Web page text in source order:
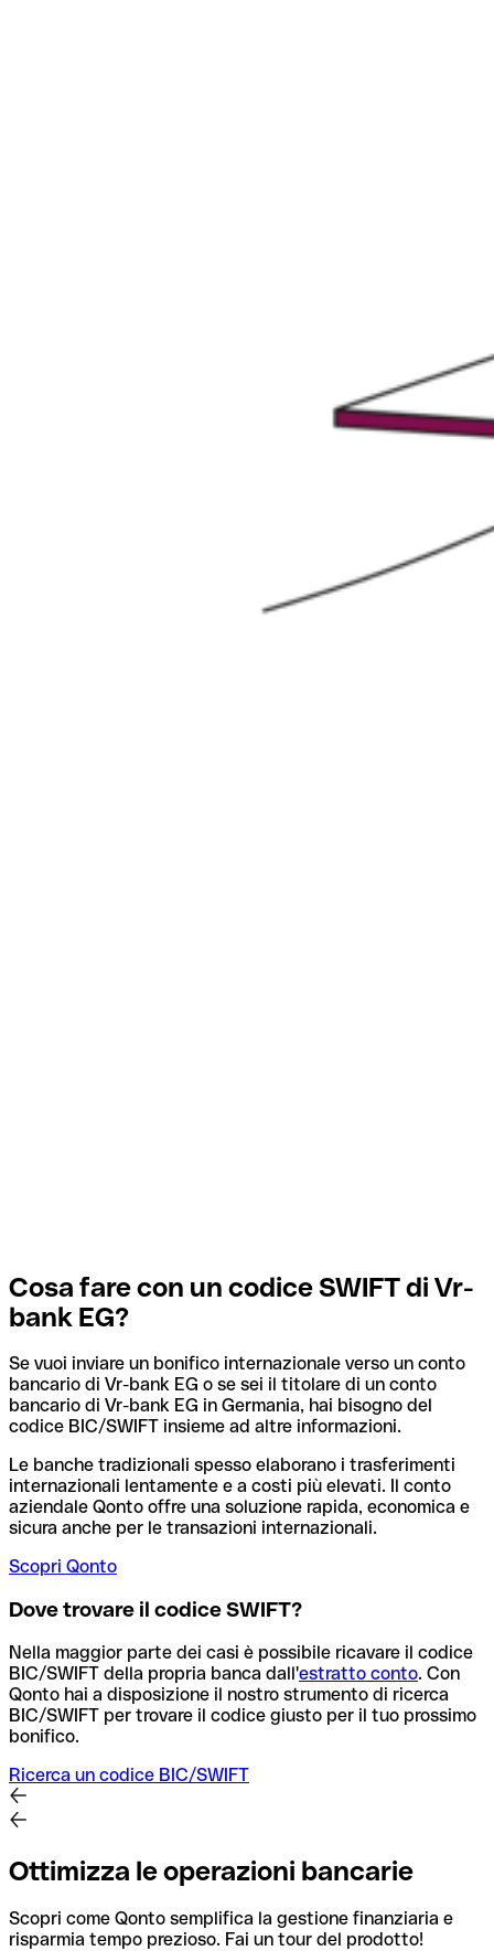
Cosa fare con un codice SWIFT di Vr-
bank EG?
Se vuoi inviare un bonifico internazionale verso un conto
bancario di Vr-bank EG o se sei il titolare di un conto
bancario di Vr-bank EG in Germania, hai bisogno del
codice BIC/SWIFT insieme ad altre informazioni.
Le banche tradizionali spesso elaborano i trasferimenti
internazionali lentamente e a costi più elevati. Il conto
aziendale Qonto offre una soluzione rapida, economica e
sicura anche per le transazioni internazionali.
Scopri Qonto
Dove trovare il codice SWIFT?
Nella maggior parte dei casi è possibile ricavare il codice
BIC/SWIFT della propria banca dall'estratto conto. Con
Qonto hai a disposizione il nostro strumento di ricerca
BIC/SWIFT per trovare il codice giusto per il tuo prossimo
bonifico.
Ricerca un codice BIC/SWIFT
Ottimizza le operazioni bancarie
Scopri come Qonto semplifica la gestione finanziaria e
risparmia tempo prezioso. Fai un tour del prodotto!